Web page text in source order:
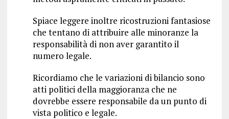
Spiace leggere inoltre ricostruzioni fantasiose
che tentano di attribuire alle minoranze la
responsabilità di non aver garantito il
numero legale.
Ricordiamo che le variazioni di bilancio sono
atti politici della maggioranza che ne
dovrebbe essere responsabile da un punto di
vista politico e legale.